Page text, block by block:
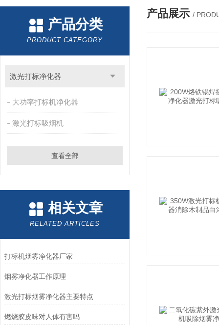
产品分类
PRODUCT CATEGORY
激光打标净化器
大功率打标机净化器
激光打标吸烟机
查看全部
相关文章
RELATED ARTICLES
打标机烟雾净化器厂家
烟雾净化器工作原理
激光打标烟雾净化器主要特点
燃烧胶皮味对人体有害吗
产品展示 /